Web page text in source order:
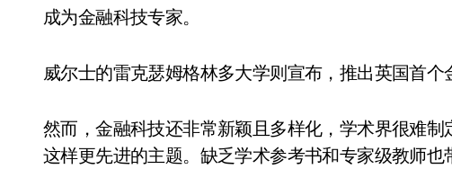
成为金融科技专家。
威尔士的雷克瑟姆格林多大学则宣布，推出英国首个
然而，金融科技还非常新颖且多样化，学术界很难
这样更先进的主题。缺乏学术参考书和专家级教师也